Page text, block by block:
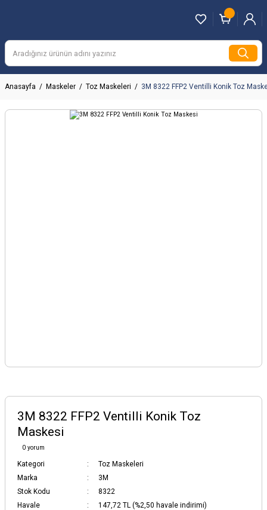
Anasayfa Maskeler Toz Maskeleri 3M 8322 FFP2 Ventilli Konik Toz
3M 8322 FFP2 Ventilli Konik Toz
Maskesi
0 yorum
Kategori
Toz Maskeleri
Marka
3M
Stok Kodu
8322
Havale
147,72 TL (%2,50 havale indirimi)